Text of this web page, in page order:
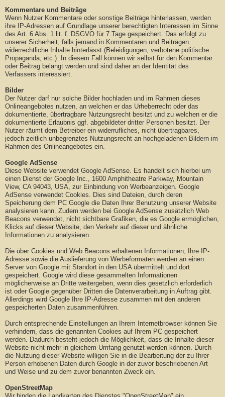
Kommentare und Beiträge
Wenn Nutzer Kommentare oder sonstige Beiträge hinterlassen, werden
ihre IP-Adressen auf Grundlage unserer berechtigten Interessen im Sinne
des Art. 6 Abs. 1 lit. f. DSGVO für 7 Tage gespeichert. Das erfolgt zu
unserer Sicherheit, falls jemand in Kommentaren und Beiträgen
widerrechtliche Inhalte hinterlässt (Beleidigungen, verbotene politische
Propaganda, etc.). In diesem Fall können wir selbst für den Kommentar
oder Beitrag belangt werden und sind daher an der Identität des
Verfassers interessiert.
Bilder
Der Nutzer darf nur solche Bilder hochladen und im Rahmen dieses
Onlineangebotes nutzen, an welchen er das Urheberrecht oder das
dokumentierte, übertragbare Nutzungsrecht besitzt und zu welchen er die
dokumentierte Erlaubnis ggf. abgebildeter dritter Personen besitzt. Der
Nutzer räumt dem Betreiber ein widerrufliches, nicht übertragbares,
jedoch zeitlich unbegrenztes Nutzungsrecht an hochgeladenen Bildern im
Rahmen des Onlineangebotes ein.
Google AdSense
Diese Website verwendet Google AdSense. Es handelt sich hierbei um
einen Dienst der Google Inc., 1600 Amphitheatre Parkway, Mountain
View, CA 94043, USA, zur Einbindung von Werbeanzeigen. Google
AdSense verwendet Cookies. Dies sind Dateien, durch deren
Speicherung dem PC Google die Daten Ihrer Benutzung unserer Website
analysieren kann. Zudem werden bei Google AdSense zusätzlich Web
Beacons verwendet, nicht sichtbare Grafiken, die es Google ermöglichen,
Klicks auf dieser Website, den Verkehr auf dieser und ähnliche
Informationen zu analysieren.
Die über Cookies und Web Beacons erhaltenen Informationen, Ihre IP-
Adresse sowie die Auslieferung von Werbeformaten werden an einen
Server von Google mit Standort in den USA übermittelt und dort
gespeichert. Google wird diese gesammelten Informationen
möglicherweise an Dritte weitergeben, wenn dies gesetzlich erforderlich
ist oder Google gegenüber Dritten die Datenverarbeitung in Auftrag gibt.
Allerdings wird Google Ihre IP-Adresse zusammen mit den anderen
gespeicherten Daten zusammenführen.
Durch entsprechende Einstellungen an Ihrem Internetbrowser können Sie
verhindern, dass die genannten Cookies auf Ihrem PC gespeichert
werden. Dadurch besteht jedoch die Möglichkeit, dass die Inhalte dieser
Website nicht mehr in gleichem Umfang genutzt werden können. Durch
die Nutzung dieser Website willigen Sie in die Bearbeitung der zu Ihrer
Person erhobenen Daten durch Google in der zuvor beschriebenen Art
und Weise und zu dem zuvor benannten Zweck ein.
OpenStreetMap